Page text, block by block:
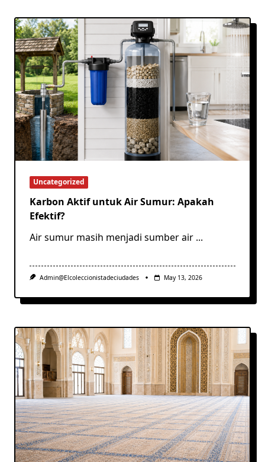
Uncategorized
Karbon Aktif untuk Air Sumur: Apakah
Efektif?
Air sumur masih menjadi sumber air ...
Admin@elcoleccionistadeciudades May 13, 2026